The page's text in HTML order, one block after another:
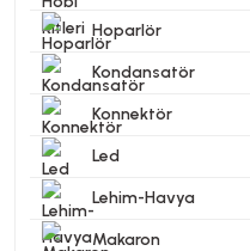
Hoparlör
Kondansatör
Konnektör
Led
Lehim-Havya
Makaron